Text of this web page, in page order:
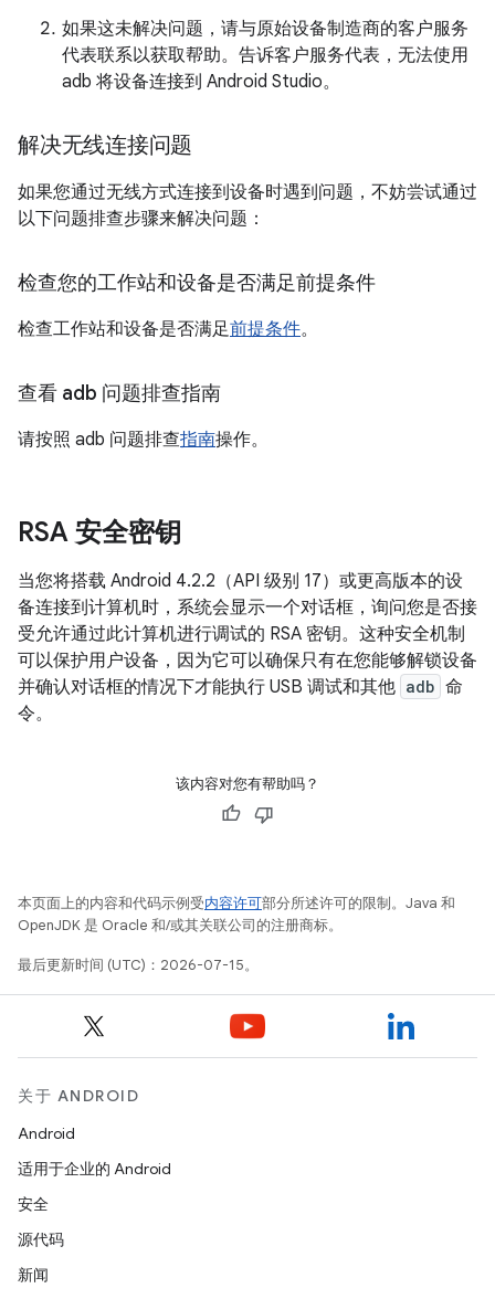
如果这未解决问题，请与原始设备制造商的客户服务
代表联系以获取帮助。告诉客户服务代表，无法使用
adb 将设备连接到 Android Studio。
解决无线连接问题
如果您通过无线方式连接到设备时遇到问题，不妨尝试通过
以下问题排查步骤来解决问题：
检查您的工作站和设备是否满足前提条件
检查工作站和设备是否满足前提条件。
查看 adb 问题排查指南
请按照 adb 问题排查指南操作。
RSA 安全密钥
当您将搭载 Android 4.2.2（API 级别 17）或更高版本的设
备连接到计算机时，系统会显示一个对话框，询问您是否接
受允许通过此计算机进行调试的 RSA 密钥。这种安全机制
可以保护用户设备，因为它可以确保只有在您能够解锁设备
并确认对话框的情况下才能执行 USB 调试和其他 adb 命
令。
该内容对您有帮助吗？
本页面上的内容和代码示例受内容许可部分所述许可的限制。Java 和
OpenJDK 是 Oracle 和/或其关联公司的注册商标。
最后更新时间 (UTC)：2026-07-15。
关于 ANDROID
Android
适用于企业的 Android
安全
源代码
新闻